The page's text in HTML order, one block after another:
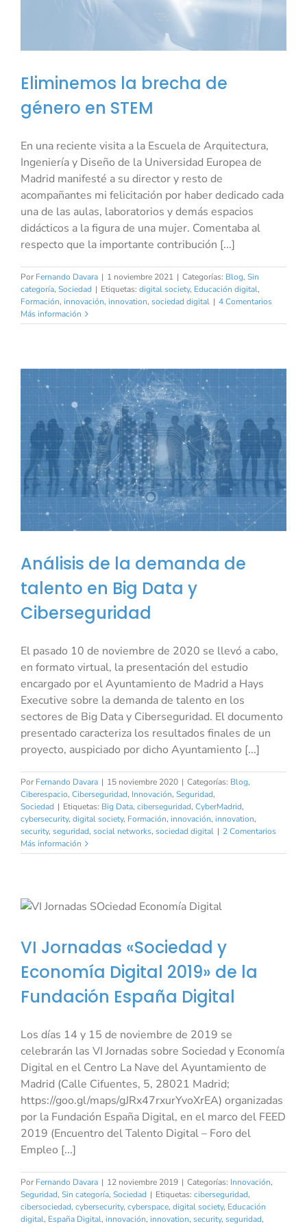
Eliminemos la brecha de
género en STEM
En una reciente visita a la Escuela de Arquitectura,
Ingeniería y Diseño de la Universidad Europea de
Madrid manifesté a su director y resto de
acompañantes mi felicitación por haber dedicado cada
una de las aulas, laboratorios y demás espacios
didácticos a la figura de una mujer. Comentaba al
respecto que la importante contribución [...]
Por Fernando Davara | 1 noviembre 2021 | Categorías: Blog, Sin
categoría, Sociedad | Etiquetas: digital society, Educación digital,
Formación, innovación, innovation, sociedad digital | 4 Comentarios
Más información
Análisis de la demanda de
talento en Big Data y
Ciberseguridad
El pasado 10 de noviembre de 2020 se llevó a cabo,
en formato virtual, la presentación del estudio
encargado por el Ayuntamiento de Madrid a Hays
Executive sobre la demanda de talento en los
sectores de Big Data y Ciberseguridad. El documento
presentado caracteriza los resultados finales de un
proyecto, auspiciado por dicho Ayuntamiento [...]
Por Fernando Davara | 15 noviembre 2020 | Categorías: Blog,
Ciberespacio, Ciberseguridad, Innovación, Seguridad,
Sociedad | Etiquetas: Big Data, ciberseguridad, CyberMadrid,
cybersecurity, digital society, Formación, innovación, innovation,
security, seguridad, social networks, sociedad digital | 2 Comentarios
Más información
VI Jornadas «Sociedad y
Economía Digital 2019» de la
Fundación España Digital
Los días 14 y 15 de noviembre de 2019 se
celebrarán las VI Jornadas sobre Sociedad y Economía
Digital en el Centro La Nave del Ayuntamiento de
Madrid (Calle Cifuentes, 5, 28021 Madrid;
https://goo.gl/maps/gJRx47rxurYvoXrEA) organizadas
por la Fundación España Digital, en el marco del FEED
2019 (Encuentro del Talento Digital – Foro del
Empleo [...]
Por Fernando Davara | 12 noviembre 2019 | Categorías: Innovación,
Seguridad, Sin categoría, Sociedad | Etiquetas: ciberseguridad,
cibersociedad, cybersecurity, cyberspace, digital society, Educación
digital, España Digital, innovación, innovation, security, seguridad,